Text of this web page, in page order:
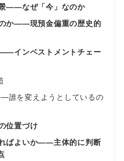
——なぜ「今」なのか
か——現預金偏重の歴史的
インベストメントチェー
誰を変えようとしているの
位置づけ
ばよいか——主体的に判断